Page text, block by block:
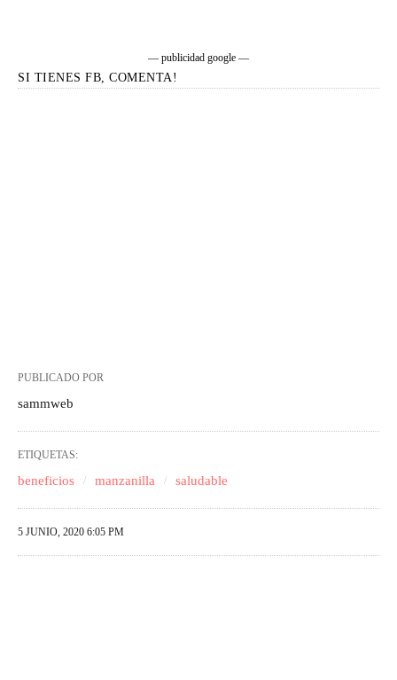
— publicidad google —
SI TIENES FB, COMENTA!
PUBLICADO POR
sammweb
ETIQUETAS:
beneficios manzanilla saludable
5 JUNIO, 2020 6:05 PM